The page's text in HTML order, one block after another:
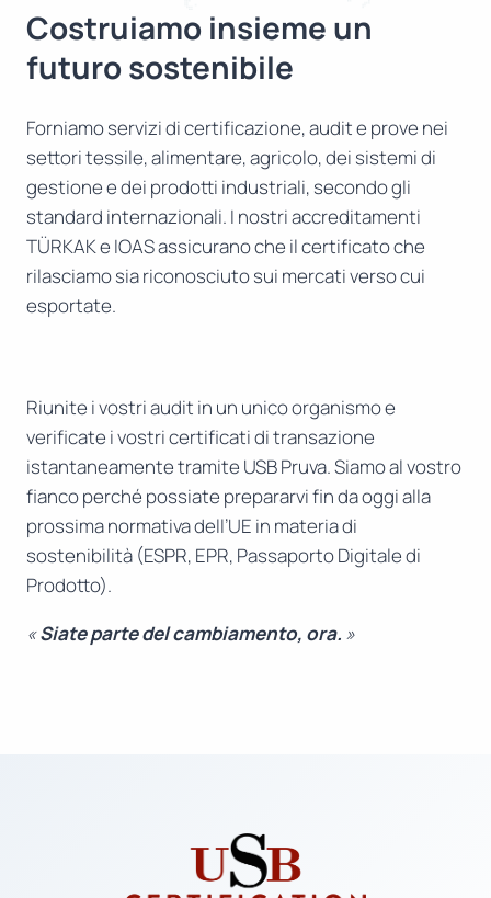
Costruiamo insieme un
futuro sostenibile
Forniamo servizi di certificazione, audit e prove nei
settori tessile, alimentare, agricolo, dei sistemi di
gestione e dei prodotti industriali, secondo gli
standard internazionali. I nostri accreditamenti
TÜRKAK e IOAS assicurano che il certificato che
rilasciamo sia riconosciuto sui mercati verso cui
esportate.
Riunite i vostri audit in un unico organismo e
verificate i vostri certificati di transazione
istantaneamente tramite USB Pruva. Siamo al vostro
fianco perché possiate prepararvi fin da oggi alla
prossima normativa dell’UE in materia di
sostenibilità (ESPR, EPR, Passaporto Digitale di
Prodotto).
«Siate parte del cambiamento, ora. »